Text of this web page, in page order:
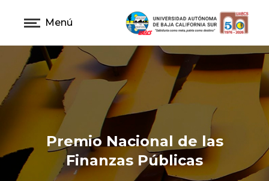
Menú
Premio Nacional de las
Finanzas Públicas